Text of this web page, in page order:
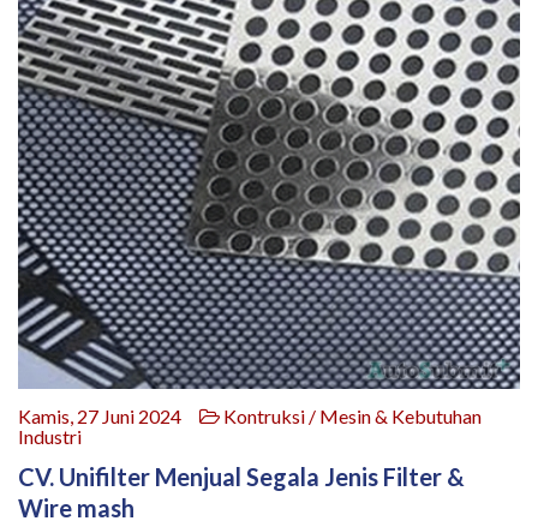
Kamis, 27 Juni 2024
Kontruksi / Mesin & Kebutuhan
Industri
CV. Unifilter Menjual Segala Jenis Filter &
Wire mash